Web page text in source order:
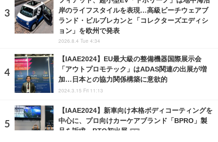
岸のライフスタイルを表現…高級ビーチウェアブ
ランド・ビルブレカンと「コレクターズエディシ
ョン」を欧州で発表
2026.8.4 Tue 4:34
【IAAE2024】EU最大級の整備機器国際展示会
「アウトプロモテック」はADAS関連の出展が増
加…日本との協力関係構築に意欲的
2024.3.15 Fri 11:13
【IAAE2024】新車向け本格ボディコーティングを
中心に、プロ向けカーケアブランド「BPRO」製
品を訴求…BTO初出展
PR